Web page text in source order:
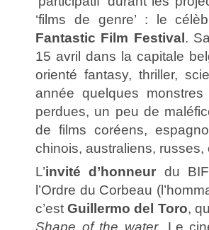
‘films de genre’ : le
Fantastic Film Festival.
15 avril dans la capitale
orienté fantasy, thriller,
année quelques
perdues, un peu de
de films coréens,
chinois, australiens, russes,
L’invité d’honneur du
l’Ordre du Corbeau
c’estGuillermo del Toro,
Shape of the water. Le